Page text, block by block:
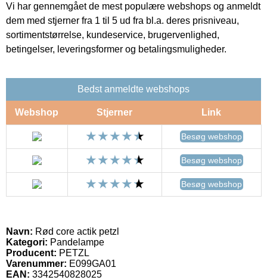
Vi har gennemgået de mest populære webshops og anmeldt
dem med stjerner fra 1 til 5 ud fra bl.a. deres prisniveau,
sortimentstørrelse, kundeservice, brugervenlighed,
betingelser, leveringsformer og betalingsmuligheder.
Bedst anmeldte webshops
Webshop Stjerner Link
Besøg webshop
Besøg webshop
Besøg webshop
Navn: Rød core actik petzl
Kategori: Pandelampe
Producent: PETZL
Varenummer: E099GA01
EAN: 3342540828025